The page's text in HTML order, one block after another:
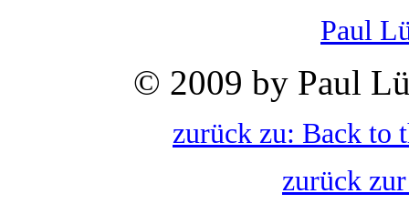
Paul
© 2009 by Paul
zurück zu: Back to
zurück